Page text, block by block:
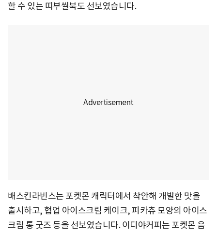
할 수 있는 띠부씰북도 선보였습니다.
배스킨라빈스는 포켓몬 캐릭터에서 착안해 개발한 맛을
출시하고, 협업 아이스크림 케이크, 피카츄 모양의 아이스
크림 통 굿즈 등을 선보였습니다. 이디야커피는 포켓몬 음